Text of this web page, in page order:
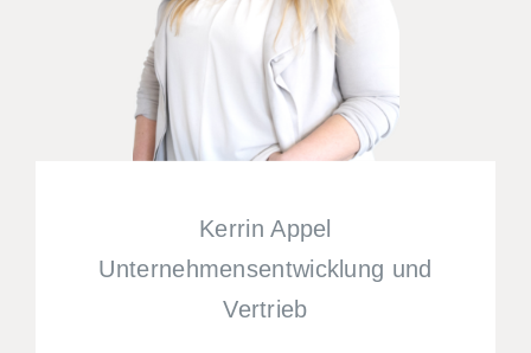
Kerrin Appel
Unternehmensentwicklung und
Vertrieb